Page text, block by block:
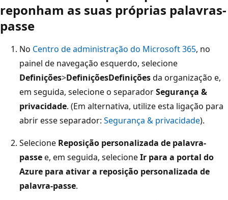
reponham as suas próprias palavras-
passe
No Centro de administração do Microsoft 365, no
painel de navegação esquerdo, selecione
Definições>DefiniçõesDefiniçõesda organização e,
em seguida, selecione o separadorSegurança &
privacidade. (Em alternativa, utilize esta ligação para
abrir esse separador: Segurança & privacidade).
Selecione Reposição personalizada de palavra-
passee, em seguida, selecioneIr para a portal do
Azure para ativar a reposição personalizada de
palavra-passe.